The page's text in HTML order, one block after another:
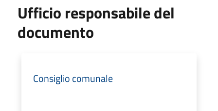
Ufficio responsabile del
documento
Consiglio comunale